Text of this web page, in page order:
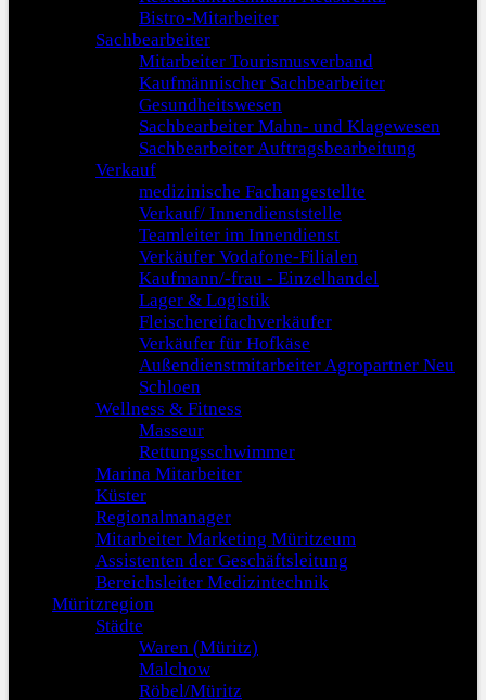
Bistro-Mitarbeiter
Sachbearbeiter
Mitarbeiter Tourismusverband
Kaufmännischer Sachbearbeiter
Gesundheitswesen
Sachbearbeiter Mahn- und Klagewesen
Sachbearbeiter Auftragsbearbeitung
Verkauf
medizinische Fachangestellte
Verkauf/ Innendienststelle
Teamleiter im Innendienst
Verkäufer Vodafone-Filialen
Kaufmann/-frau - Einzelhandel
Lager & Logistik
Fleischereifachverkäufer
Verkäufer für Hofkäse
Außendienstmitarbeiter Agropartner Neu
Schloen
Wellness & Fitness
Masseur
Rettungsschwimmer
Marina Mitarbeiter
Küster
Regionalmanager
Mitarbeiter Marketing Müritzeum
Assistenten der Geschäftsleitung
Bereichsleiter Medizintechnik
Müritzregion
Städte
Waren (Müritz)
Malchow
Röbel/Müritz